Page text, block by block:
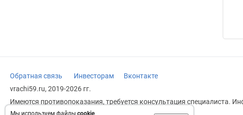
Мы используем файлы cookie.
Обратная связь Инвесторам
Вконтакте
vrachi59.ru, 2019-2026 гг.
Имеются противопоказания, требуется консультация специалиста.
заменяет прием врача.